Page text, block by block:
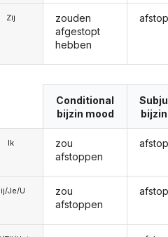
Zij
zouden
afgestopt
hebben
Ik
Je/U
Conditional
bijzin mood
zou
afstoppen
zou
afstoppen